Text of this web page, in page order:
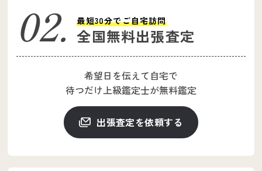
全国無料出張査定
最短30分でご自宅訪問
希望日を伝えて自宅で
待つだけ上級鑑定士が無料鑑定
出張査定を依頼する